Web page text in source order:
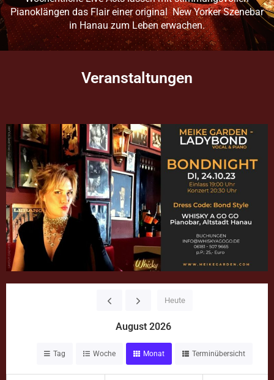
Pianoklängen das Flair einer original New Yorker Szenebar
in Hanau zum Leben erwachen.
Veranstaltungen
Heute
August 2026
Tag Woche Monat Terminübersicht